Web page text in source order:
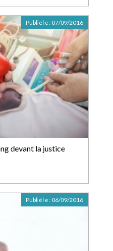
devant la justice
Publié le : 07/09/2016
Publié le : 06/09/2016